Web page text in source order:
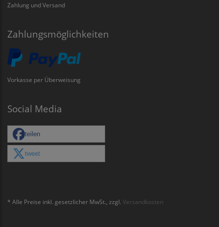
Zahlung und Versand
Zahlungsmöglichkeiten
Vorkasse per Überweisung
Social Media
teilen
tweet
* Alle Preise inkl. gesetzlicher MwSt., zzgl. Versandkosten